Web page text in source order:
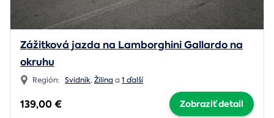
Zážitková jazda na Lamborghini Gallardo na
okruhu
Región: Svidník,Žilina a 1 ďalší
139,00 € Zobraziť detail